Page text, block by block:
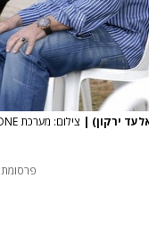
ירקון) | צילום: מערכת ONE
פרסומת